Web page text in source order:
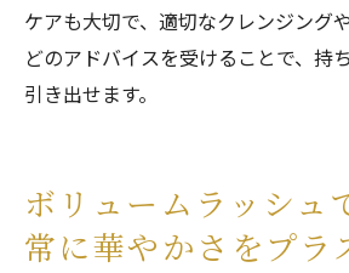
ケアも大切で、適切なクレンジング
どのアドバイスを受けることで、持
引き出せます。
ボリュームラッシュ
常に華やかさをプラ